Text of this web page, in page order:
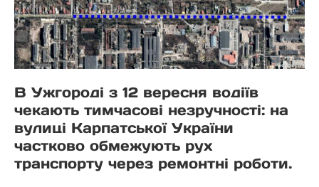
В Ужгороді з 12 вересня водіїв
чекають тимчасові незручності: на
вулиці Карпатської України
частково обмежують рух
транспорту через ремонтні роботи.